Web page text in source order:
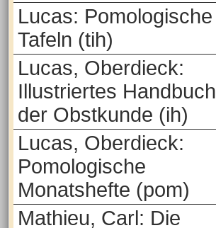
Lucas: Pomologische
Tafeln (tih)
Lucas, Oberdieck:
Illustriertes Handbuch
der Obstkunde (ih)
Lucas, Oberdieck:
Pomologische
Monatshefte (pom)
Mathieu, Carl: Die